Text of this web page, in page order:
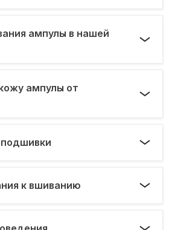
ампулы в нашей
ампулы от
к вшиванию